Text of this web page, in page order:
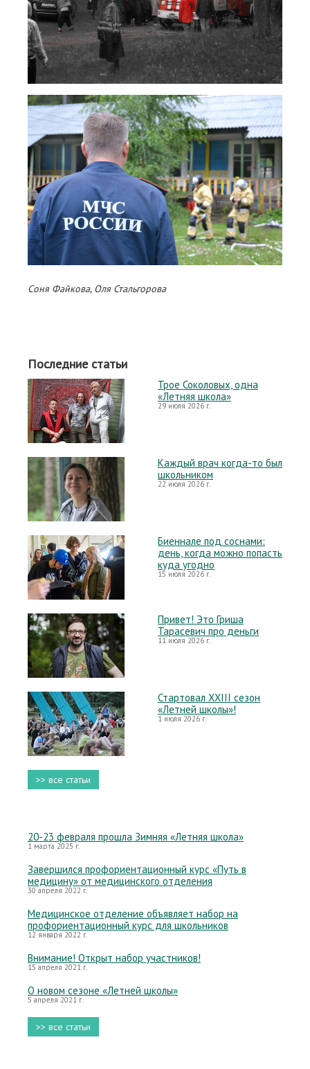
Соня Файкова, Оля Стальгорова
Последние статьи
Трое Соколовых, одна
«Летняя школа»
29 июля 2026 г.
Каждый врач когда-то был
школьником
22 июля 2026 г.
Биеннале под соснами:
день, когда можно попасть
куда угодно
15 июля 2026 г.
Привет! Это Гриша
Тарасевич про деньги
11 июля 2026 г.
Стартовал XXIII сезон
«Летней школы»!
1 июля 2026 г.
>> все статьи
20-23 февраля прошла Зимняя «Летняя школа»
1 марта 2025 г.
Завершился профориентационный курс «Путь в
медицину» от медицинского отделения
30 апреля 2022 г.
Медицинское отделение объявляет набор на
профориентационный курс для школьников
12 января 2022 г.
Внимание! Открыт набор участников!
15 апреля 2021 г.
О новом сезоне «Летней школы»
5 апреля 2021 г.
>> все статьи